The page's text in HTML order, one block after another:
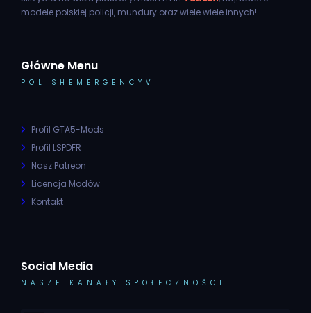
modele polskiej policji, mundury oraz wiele wiele innych!
Główne Menu
POLISHEMERGENCYV
Profil GTA5-Mods
Profil LSPDFR
Nasz Patreon
Licencja Modów
Kontakt
Social Media
NASZE KANAŁY SPOŁECZNOŚCI